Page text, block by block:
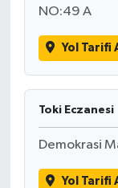
NO:49 A
Yol Tarifi
Toki Eczanesi
Demokrasi
Yol Tarifi